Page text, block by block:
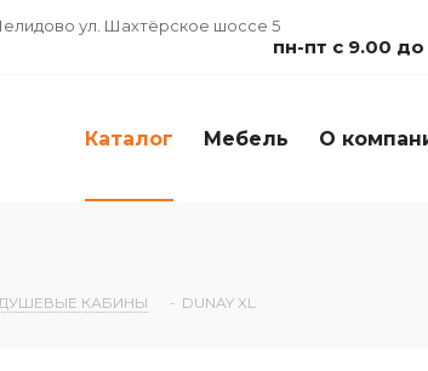
ул. Шахтёрское шоссе 5
пн-пт с 9.00 до
Каталог Мебель О
КАБИНЫ - DUNAY XL